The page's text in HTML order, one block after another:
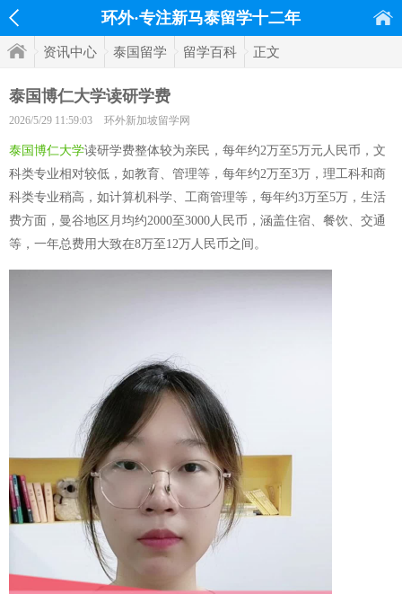
环外·专注新马泰留学十二年
资讯中心 泰国留学 留学百科 正文
泰国博仁大学读研学费
2026/5/29 11:59:03 环外新加坡留学网
泰国博仁大学读研学费整体较为亲民，每年约2万至5万元人民币，文
科类专业相对较低，如教育、管理等，每年约2万至3万，理工科和商
科类专业稍高，如计算机科学、工商管理等，每年约3万至5万，生活
费方面，曼谷地区月均约2000至3000人民币，涵盖住宿、餐饮、交通
等，一年总费用大致在8万至12万人民币之间。